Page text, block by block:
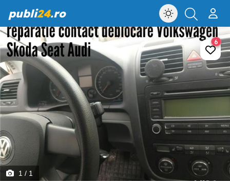
publi24.ro
1 / 1
6